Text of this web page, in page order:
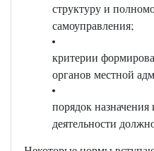
структуру и
самоуправления;
критерии
органов местной
порядок
деятельности